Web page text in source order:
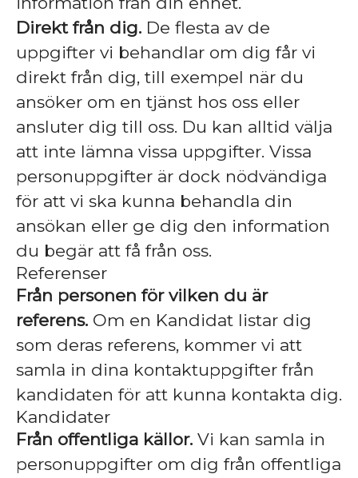
Direkt från dig. De flesta av de
uppgifter vi behandlar om dig får vi
direkt från dig, till exempel när du
ansöker om en tjänst hos oss eller
ansluter dig till oss. Du kan alltid välja
att inte lämna vissa uppgifter. Vissa
personuppgifter är dock nödvändiga
för att vi ska kunna behandla din
ansökan eller ge dig den information
du begär att få från oss.
Referenser
Från personen för vilken du är
referens. Om en Kandidat listar dig
som deras referens, kommer vi att
samla in dina kontaktuppgifter från
kandidaten för att kunna kontakta dig.
Kandidater
Från offentliga källor. Vi kan samla in
personuppgifter om dig från offentliga